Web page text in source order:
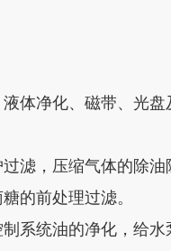
体净化、磁带、光
滤，压缩气体的除油
的前处理过滤。
系统油的净化，给